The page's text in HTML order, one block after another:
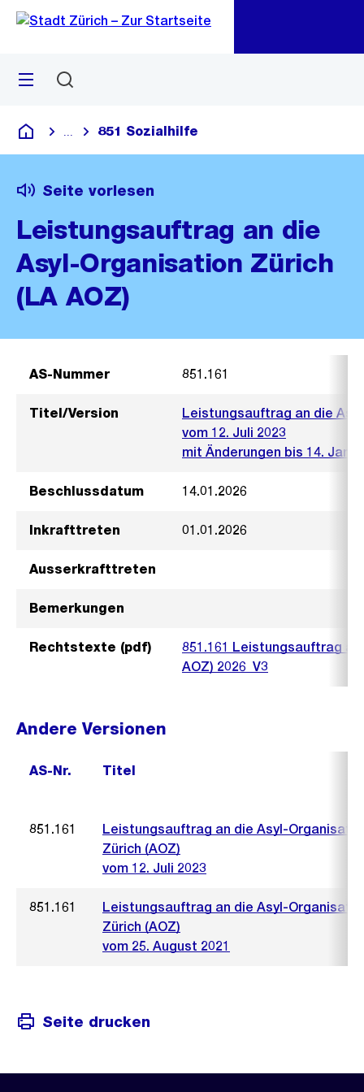
Navigation
Sprunglink
Menü
Deutsch
Blende alle Breadcrumbs ein
851 Sozialhilfe
Seite vorlesen
Leistungsauftrag an die
Asyl-Organisation Zürich
(LA AOZ)
AS-Nummer 851.161
Titel/Version
Leistungsauftrag an die
vom 12. Juli 2023
mit Änderungen bis 14.
Beschlussdatum 14.01.2026
Inkrafttreten 01.01.2026
Ausserkrafttreten
Bemerkungen
Rechtstexte (pdf)
851.161 Leistungsauftrag
AOZ) 2026_V3
Andere Versionen
AS-Nr. Titel
851.161
Leistungsauftrag an die Asyl-
Zürich (AOZ)
vom 12. Juli 2023
851.161
Leistungsauftrag an die Asyl-
Zürich (AOZ)
vom 25. August 2021
Seite drucken